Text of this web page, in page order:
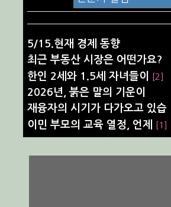
5/15.현재 경제 동향
최근 부동산 시장은 어떤가요?
한인 2세와 1.5세 자녀들이 [2]
2026년, 붉은 말의 기운이
재융자의 시기가 다가오고 있습
이민 부모의 교육 열정, 언제 [1]